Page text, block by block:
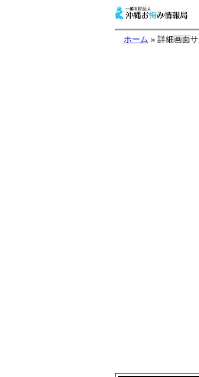
ホーム » 詳細画面